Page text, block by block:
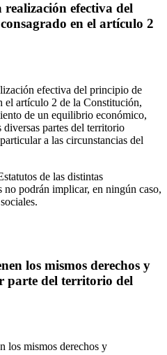
efectiva del
en el artículo 2
efectiva del principio de
el artículo 2 de la Constitución,
de un equilibrio económico,
diversas partes del territorio
a las circunstancias del
de las distintas
no podrán implicar, en ningún caso,
los mismos derechos y
parte del territorio del
los mismos derechos y